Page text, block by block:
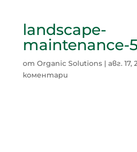
landscape-
maintenance-
от Organic Solutions| авг. 17,
коментари